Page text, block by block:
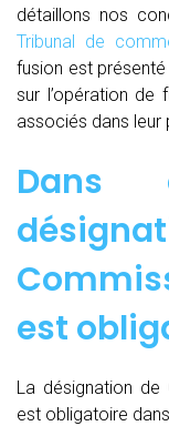
détaillons nos
Tribunal de
fusion est présenté
sur l’opération de
associés dans leur
Dans
est
La désignation de
est obligatoire